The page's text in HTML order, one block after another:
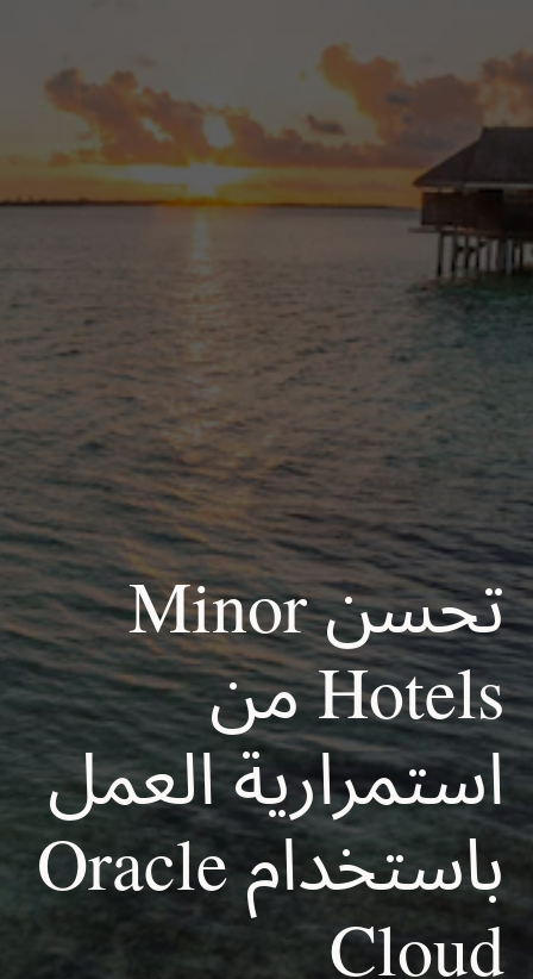
الأساسية كتعليمات برمجية والاعتمادات تلقائيًا باستخدام نفس
الأدوات والعمليات المستخدمة لتعليمات التطبيق البرمجية.
المراجعة التلقائية
كخدمة أصلية لـ OCI، يُسجل مدير الموارد تلقائيًا جميع تغييرات البنية
الأساسية وتوفير الرؤية والوصول إلى السجلات عبر واجهات
خدمة المراجعة
الوصول إلى الموارد الخاصة
باستخدام نقاط النهاية الخاصة، يمكن لمدير الموارد تكوين الموارد في
إلى تكوينات Terraform في خوادم Github الخاصة.
تحسن Minor
Hotels من
استمرارية العمل
باستخدام Oracle
Cloud